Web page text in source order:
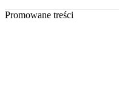
Promowane treści